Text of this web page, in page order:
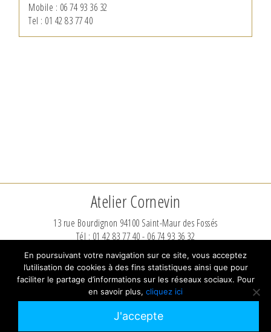
Mobile : 06 74 93 36 32
Tel : 01 42 83 77 40
Atelier Cornevin
13 rue Bourdignon 94100 Saint-Maur des Fossés
Tél : 01 42 83 77 40 - 06 74 93 36 32
ateliercornevin@hotmail.fr
Mentions Légales -Données personnelles -Cookies
© 2026 Maison & Atelier Cornevin
En poursuivant votre navigation sur ce site, vous acceptez
l’utilisation de cookies à des fins statistiques ainsi que pour
faciliter le partage d’informations sur les réseaux sociaux. Pour
en savoir plus, cliquez ici
J'accepte